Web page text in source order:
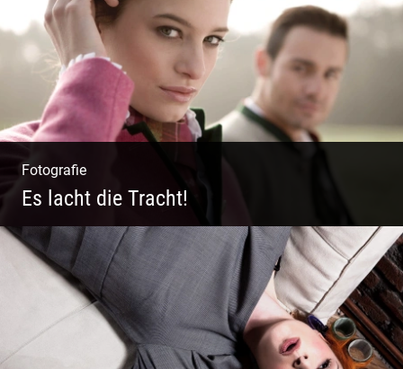
Fotografie
Es lacht die Tracht!
Wunderschöne Dirndl | Harmonische
Farben | Originelle Details | Edle Stoffe